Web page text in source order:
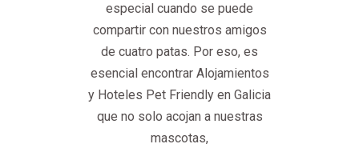
especial cuando se puede
compartir con nuestros amigos
de cuatro patas. Por eso, es
esencial encontrar Alojamientos
y Hoteles Pet Friendly en Galicia
que no solo acojan a nuestras
mascotas,